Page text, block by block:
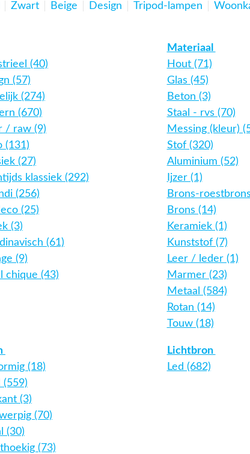
Zwart Beige Design Tripod-lampen
(40)
(57)
(274)
(670)
/ raw (9)
(131)
(27)
klassiek (292)
(256)
(25)
(3)
(61)
(9)
chique (43)
Materiaal
Hout (71)
Glas (45)
Beton (3)
Staal - rvs (70)
Messing (kleur)
Stof (320)
Aluminium (52)
Ijzer (1)
Brons-
Brons (14)
Keramiek (1)
Kunststof (7)
Leer / leder (1)
Marmer (23)
Metaal (584)
Rotan (14)
Touw (18)
(18)
(559)
(3)
(70)
(30)
(73)
Lichtbron
Led (682)